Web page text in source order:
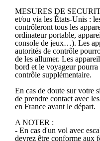
MESURES DE
et/ou via les États-Unis :
contrôleront tous les
ordinateur portable,
console de jeux…). Les
autorités de contrôle
de les allumer. Les
bord et le voyageur
contrôle supplémentaire.
En cas de doute sur votre
de prendre contact avec
en France avant le départ.
A NOTER :
- En cas d'un vol avec
devrez être conforme aux